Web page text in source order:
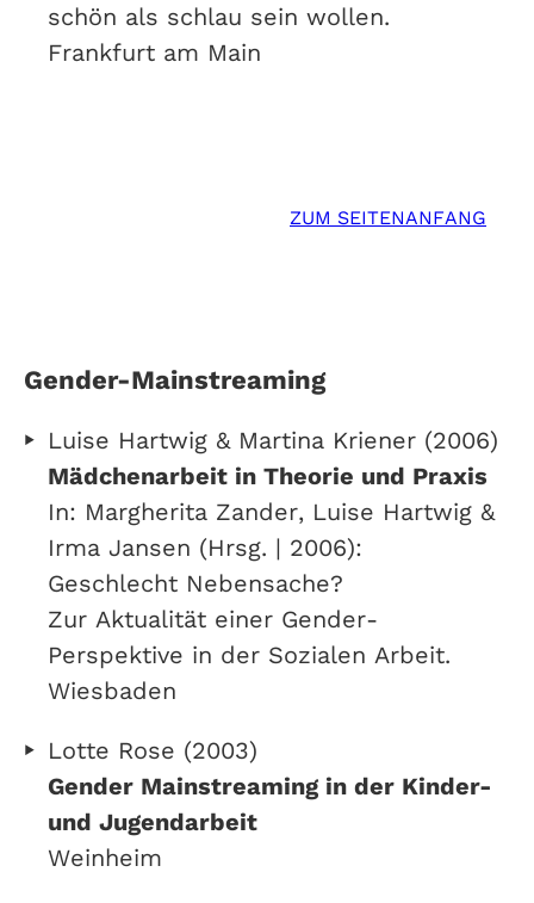
schön als schlau sein wollen.
Frankfurt am Main
ZUM SEITENANFANG
Gender-Mainstreaming
Luise Hartwig & Martina Kriener (2006)
Mädchenarbeit in Theorie und Praxis
In: Margherita Zander, Luise Hartwig &
Irma Jansen (Hrsg. | 2006):
Geschlecht Nebensache?
Zur Aktualität einer Gender-
Perspektive in der Sozialen Arbeit.
Wiesbaden
Lotte Rose (2003)
Gender Mainstreaming in der Kinder-
und Jugendarbeit
Weinheim